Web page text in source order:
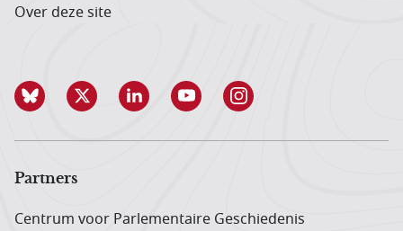
Over deze site
Partners
Centrum voor Parlementaire Geschiedenis